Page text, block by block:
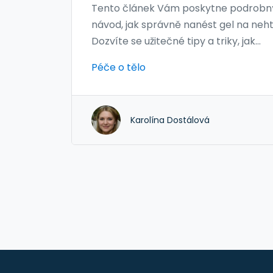
Tento článek Vám poskytne
návod, jak správně nanést gel na
Dozvíte se užitečné tipy a triky, jak
výsledku. Naučíte se krok za krokem
krásné nehty z pohodlí domova.
Péče o tělo
Karolína Dostálová